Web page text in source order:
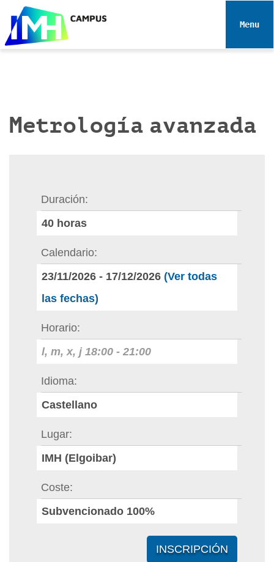
e
Toggle
Metrología avanzada
Duración
40 horas
Calendario
23/11/2026 - 17/12/2026 (Ver todas
las fechas)
Horario
l, m, x, j 18:00 - 21:00
Idioma
Castellano
Lugar
IMH (Elgoibar)
Coste
Subvencionado 100%
INSCRIPCIÓN